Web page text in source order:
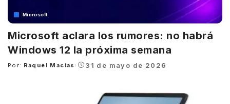
Microsoft
Microsoft aclara los rumores: no habrá
Windows 12 la próxima semana
Posted
Por: Raquel Macias 31 de mayo de 2026